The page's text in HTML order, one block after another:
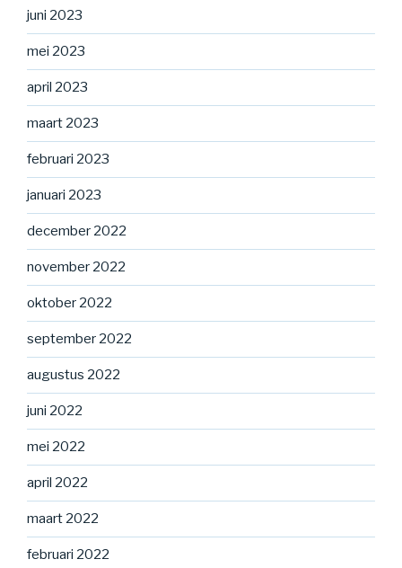
juni 2023
mei 2023
april 2023
maart 2023
februari 2023
januari 2023
december 2022
november 2022
oktober 2022
september 2022
augustus 2022
juni 2022
mei 2022
april 2022
maart 2022
februari 2022